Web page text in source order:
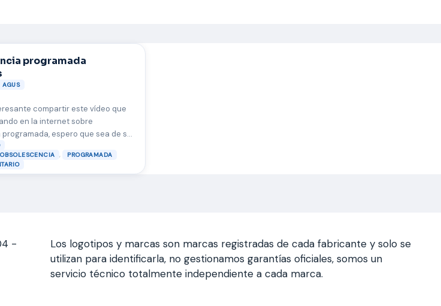
programada
AGUS
compartir este vídeo que
en la internet sobre
espero que sea de su
a pensar mas sobre este tema
como impresoras que
muy útiles. El pasado mes de
OBSOLESCENCIA ,
PROGRAMADA
-
Los logotipos y marcas son marcas registradas de cada fabricante y solo se
utilizan para identificarla, no gestionamos garantías oficiales, somos un
servicio técnico totalmente independiente a cada marca.